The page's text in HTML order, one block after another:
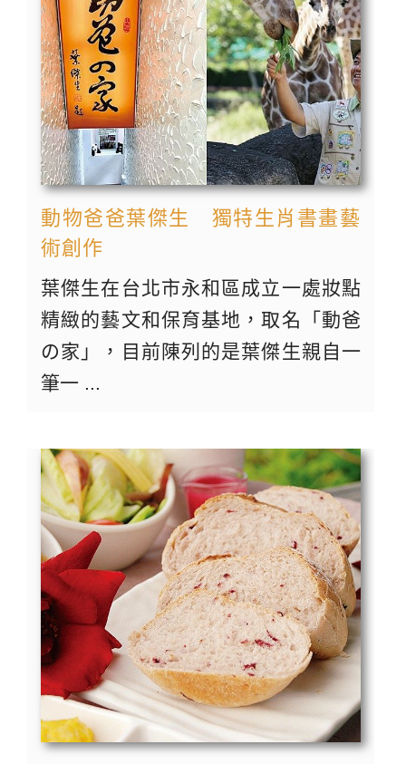
動物爸爸葉傑生 獨特生肖書畫藝
術創作
葉傑生在台北市永和區成立一處妝點
精緻的藝文和保育基地，取名「動爸
の家」，目前陳列的是葉傑生親自一
筆一 ...